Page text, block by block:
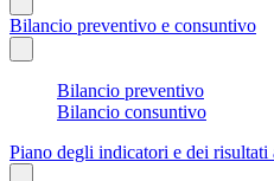
Bilancio preventivo e consuntivo
Bilancio preventivo
Bilancio consuntivo
Piano degli indicatori e dei risultati